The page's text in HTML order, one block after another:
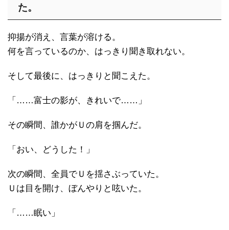
た。
抑揚が消え、言葉が溶ける。
何を言っているのか、はっきり聞き取れない。
そして最後に、はっきりと聞こえた。
「……富士の影が、きれいで……」
その瞬間、誰かがＵの肩を掴んだ。
「おい、どうした！」
次の瞬間、全員でＵを揺さぶっていた。
Ｕは目を開け、ぼんやりと呟いた。
「……眠い」